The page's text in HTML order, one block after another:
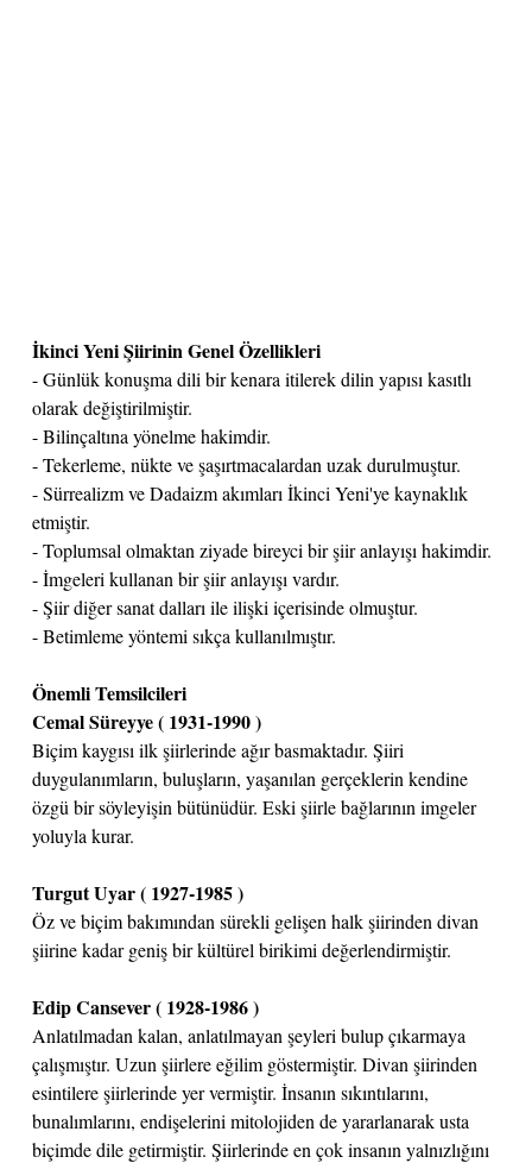
İkinci Yeni Şiirinin Genel Özellikleri
- Günlük konuşma dili bir kenara itilerek dilin yapısı kasıtlı
olarak değiştirilmiştir.
- Bilinçaltına yönelme hakimdir.
- Tekerleme, nükte ve şaşırtmacalardan uzak durulmuştur.
- Sürrealizm ve Dadaizm akımları İkinci Yeni'ye kaynaklık
etmiştir.
- Toplumsal olmaktan ziyade bireyci bir şiir anlayışı hakimdir.
- İmgeleri kullanan bir şiir anlayışı vardır.
- Şiir diğer sanat dalları ile ilişki içerisinde olmuştur.
- Betimleme yöntemi sıkça kullanılmıştır.
Önemli Temsilcileri
Cemal Süreyye ( 1931-1990 )
Biçim kaygısı ilk şiirlerinde ağır basmaktadır. Şiiri
duygulanımların, buluşların, yaşanılan gerçeklerin kendine
özgü bir söyleyişin bütünüdür. Eski şiirle bağlarının imgeler
yoluyla kurar.
Turgut Uyar ( 1927-1985 )
Öz ve biçim bakımından sürekli gelişen halk şiirinden divan
şiirine kadar geniş bir kültürel birikimi değerlendirmiştir.
Edip Cansever ( 1928-1986 )
Anlatılmadan kalan, anlatılmayan şeyleri bulup çıkarmaya
çalışmıştır. Uzun şiirlere eğilim göstermiştir. Divan şiirinden
esintilere şiirlerinde yer vermiştir. İnsanın sıkıntılarını,
bunalımlarını, endişelerini mitolojiden de yararlanarak usta
biçimde dile getirmiştir. Şiirlerinde en çok insanın yalnızlığını